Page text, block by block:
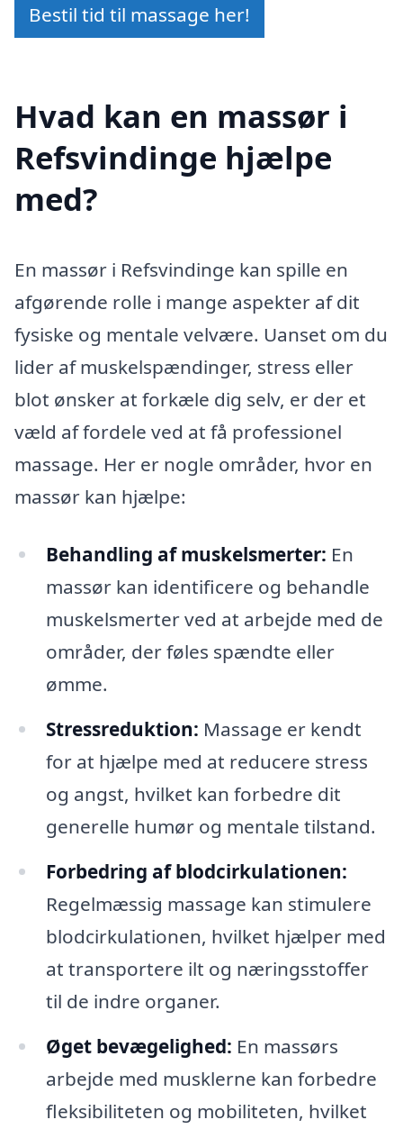
Bestil tid til massage her!
Hvad kan en massør i
Refsvindinge hjælpe
med?
En massør i Refsvindinge kan spille en
afgørende rolle i mange aspekter af dit
fysiske og mentale velvære. Uanset om du
lider af muskelspændinger, stress eller
blot ønsker at forkæle dig selv, er der et
væld af fordele ved at få professionel
massage. Her er nogle områder, hvor en
massør kan hjælpe:
Behandling af muskelsmerter: En
massør kan identificere og behandle
muskelsmerter ved at arbejde med de
områder, der føles spændte eller
ømme.
Stressreduktion: Massage er kendt
for at hjælpe med at reducere stress
og angst, hvilket kan forbedre dit
generelle humør og mentale tilstand.
Forbedring af blodcirkulationen:
Regelmæssig massage kan stimulere
blodcirkulationen, hvilket hjælper med
at transportere ilt og næringsstoffer
til de indre organer.
Øget bevægelighed: En massørs
arbejde med musklerne kan forbedre
fleksibiliteten og mobiliteten, hvilket